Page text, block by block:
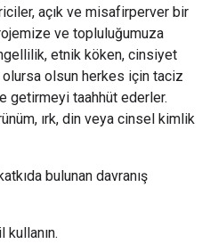
açık ve misafirperver bir
ve topluluğumuza
etnik köken, cinsiyet
olsun herkes için taciz
getirmeyi taahhüt ederler.
ırk, din veya cinsel kimlik
bulunan davranış
kullanın.